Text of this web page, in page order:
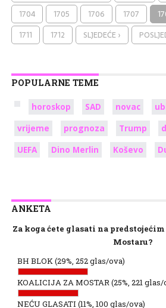
1704
1705 1706 1707
1711
1712 SLJEDEĆE ›
POPULARNE TEME
horoskop SAD novac
vrijeme
prognoza Trump
UEFA
Dino Merlin Koševo
ANKETA
Za koga ćete glasati na
Mostaru?
BH BLOK(29%, 252 glas/ova)
KOALICIJA ZA MOSTAR(25%, 221
NEĆU GLASATI (11%, 100 glas/ova)